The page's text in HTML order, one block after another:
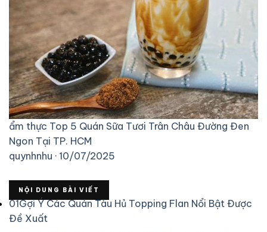
ẩm thực Top 5 Quán Sữa Tươi Trân Châu Đường Đen
Ngon Tại TP. HCM
quynhnhu · 10/07/2025
NỘI DUNG BÀI VIẾT
01Gợi Ý Các Quán Tàu Hủ Topping Flan Nổi Bật Được
Đề Xuất